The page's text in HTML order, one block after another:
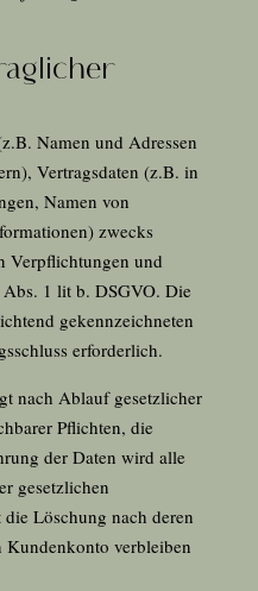
Namen und Adressen
Vertragsdaten (z.B. in
Namen von
zwecks
Verpflichtungen und
Abs. 1 lit b. DSGVO. Die
gekennzeichneten
erforderlich.
nach Ablauf gesetzlicher
Pflichten, die
der Daten wird alle
gesetzlichen
Löschung nach deren
verbleiben